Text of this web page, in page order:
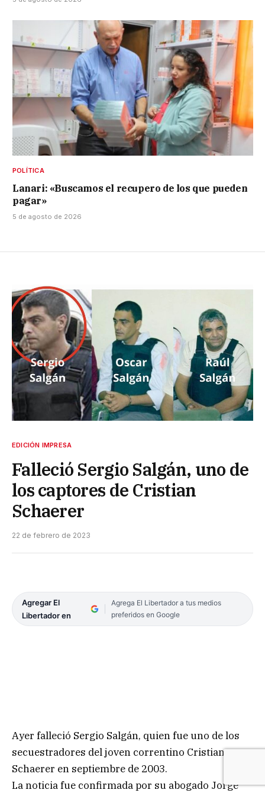
POLÍTICA
Lanari: «Buscamos el recupero de los que pueden
pagar»
5 de agosto de 2026
EDICIÓN IMPRESA
Falleció Sergio Salgán, uno de
los captores de Cristian
Schaerer
22 de febrero de 2023
Agregar El
Libertador en
Agrega El Libertador a tus medios
preferidos en Google
Ayer falleció Sergio Salgán, quien fue uno de los
secuestradores del joven correntino Cristian
Schaerer en septiembre de 2003.
La noticia fue confirmada por su abogado Jorge